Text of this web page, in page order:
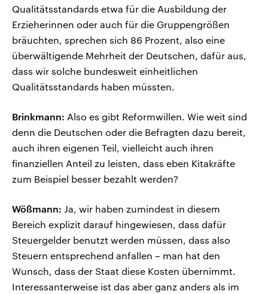
Qualitätsstandards etwa für die Ausbildung der
Erzieherinnen oder auch für die Gruppengrößen
bräuchten, sprechen sich 86 Prozent, also eine
überwältigende Mehrheit der Deutschen, dafür aus,
dass wir solche bundesweit einheitlichen
Qualitätsstandards haben müssten.
Brinkmann: Also es gibt Reformwillen. Wie weit sind
denn die Deutschen oder die Befragten dazu bereit,
auch ihren eigenen Teil, vielleicht auch ihren
finanziellen Anteil zu leisten, dass eben Kitakräfte
zum Beispiel besser bezahlt werden?
Wößmann: Ja, wir haben zumindest in diesem
Bereich explizit darauf hingewiesen, dass dafür
Steuergelder benutzt werden müssen, dass also
Steuern entsprechend anfallen – man hat den
Wunsch, dass der Staat diese Kosten übernimmt.
Interessanterweise ist das aber ganz anders als im